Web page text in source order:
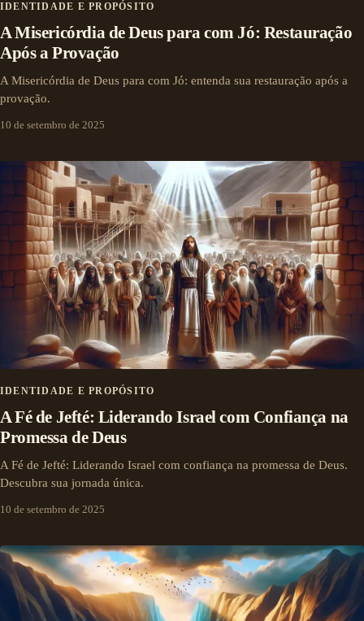
IDENTIDADE E PROPÓSITO
A Misericórdia de Deus para com Jó: Restauração
Após a Provação
A Misericórdia de Deus para com Jó: entenda sua restauração após a
provação.
10 de setembro de 2025
IDENTIDADE E PROPÓSITO
A Fé de Jefté: Liderando Israel com Confiança na
Promessa de Deus
A Fé de Jefté: Liderando Israel com confiança na promessa de Deus.
Descubra sua jornada única.
10 de setembro de 2025